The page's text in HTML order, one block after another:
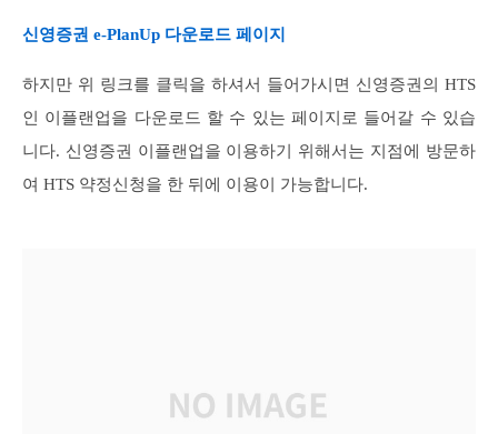
신영증권 e-PlanUp 다운로드 페이지
하지만 위 링크를 클릭을 하셔서 들어가시면 신영증권의 HTS
인 이플랜업을 다운로드 할 수 있는 페이지로 들어갈 수 있습
니다. 신영증권 이플랜업을 이용하기 위해서는 지점에 방문하
여 HTS 약정신청을 한 뒤에 이용이 가능합니다.